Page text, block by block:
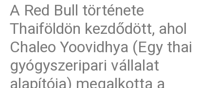
A Red Bull története
Thaiföldön kezdődött, ahol
Chaleo Yoovidhya (Egy thai
gyógyszeripari vállalat
alapítója) megalkotta a